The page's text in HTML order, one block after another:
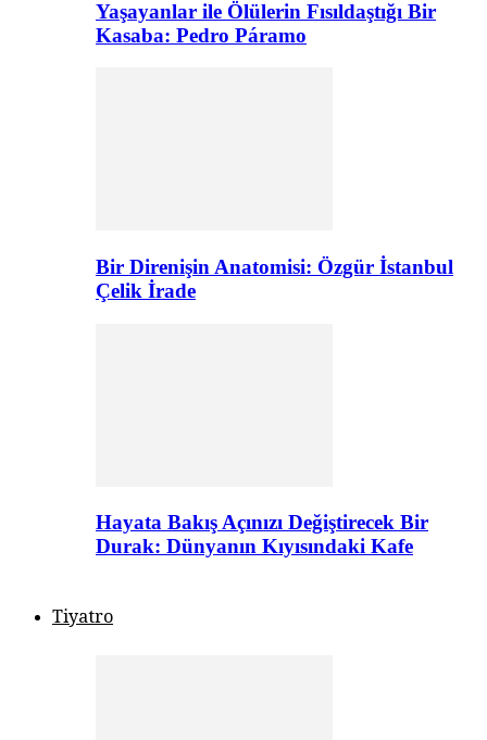
Yaşayanlar ile Ölülerin Fısıldaştığı Bir
Kasaba: Pedro Páramo
Bir Direnişin Anatomisi: Özgür İstanbul
Çelik İrade
Hayata Bakış Açınızı Değiştirecek Bir
Durak: Dünyanın Kıyısındaki Kafe
Tiyatro